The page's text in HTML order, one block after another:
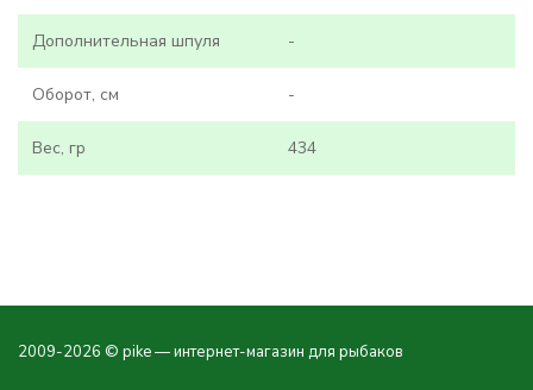
Дополнительная шпуля -
Оборот, см -
Вес, гр 434
2009-2026 © pike — интернет-магазин для рыбаков